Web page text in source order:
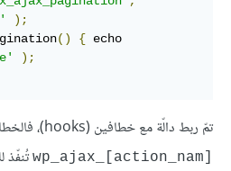
);
() { echo
);
تمّ ربط دالّة مع خطافين (hooks)، فالخطافات الّتي تأخذ الشكل